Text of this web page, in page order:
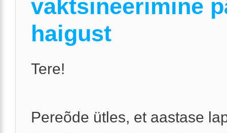
vaktsineerimine
haigust
Tere!
Pereõde ütles, et aastase